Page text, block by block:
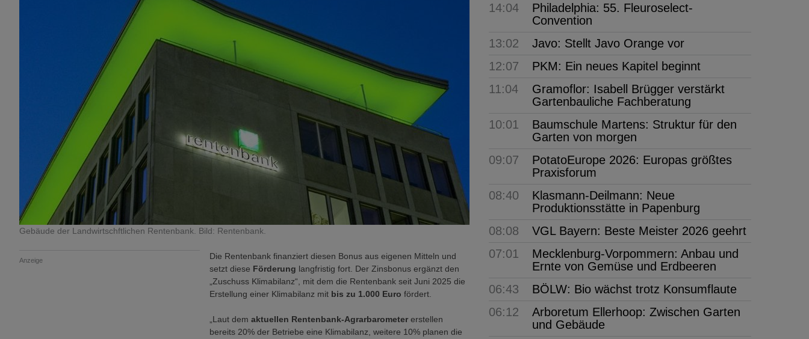
Gebäude der Landwirtschftlichen Rentenbank. Bild: Rentenbank.
Anzeige
Die Rentenbank finanziert diesen Bonus aus eigenen Mitteln und
setzt diese Förderung langfristig fort. Der Zinsbonus ergänzt den
„Zuschuss Klimabilanz“, mit dem die Rentenbank seit Juni 2025 die
Erstellung einer Klimabilanz mit bis zu 1.000 Euro fördert.
„Laut dem aktuellen Rentenbank-Agrarbarometer erstellen
bereits 20% der Betriebe eine Klimabilanz, weitere 10% planen die
14:04
Philadelphia: 55. Fleuroselect-
Convention
13:02
Javo: Stellt Javo Orange vor
12:07
PKM: Ein neues Kapitel beginnt
11:04
Gramoflor: Isabell Brügger verstärkt
Gartenbauliche Fachberatung
10:01
Baumschule Martens: Struktur für den
Garten von morgen
09:07
PotatoEurope 2026: Europas größtes
Praxisforum
08:40
Klasmann-Deilmann: Neue
Produktionsstätte in Papenburg
08:08
VGL Bayern: Beste Meister 2026 geehrt
07:01
Mecklenburg-Vorpommern: Anbau und
Ernte von Gemüse und Erdbeeren
06:43
BÖLW: Bio wächst trotz Konsumflaute
06:12
Arboretum Ellerhoop: Zwischen Garten
und Gebäude